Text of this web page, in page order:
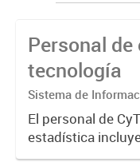
Personal
tecnología
Sistema de
Tecnología
El personal de
estadística
personas